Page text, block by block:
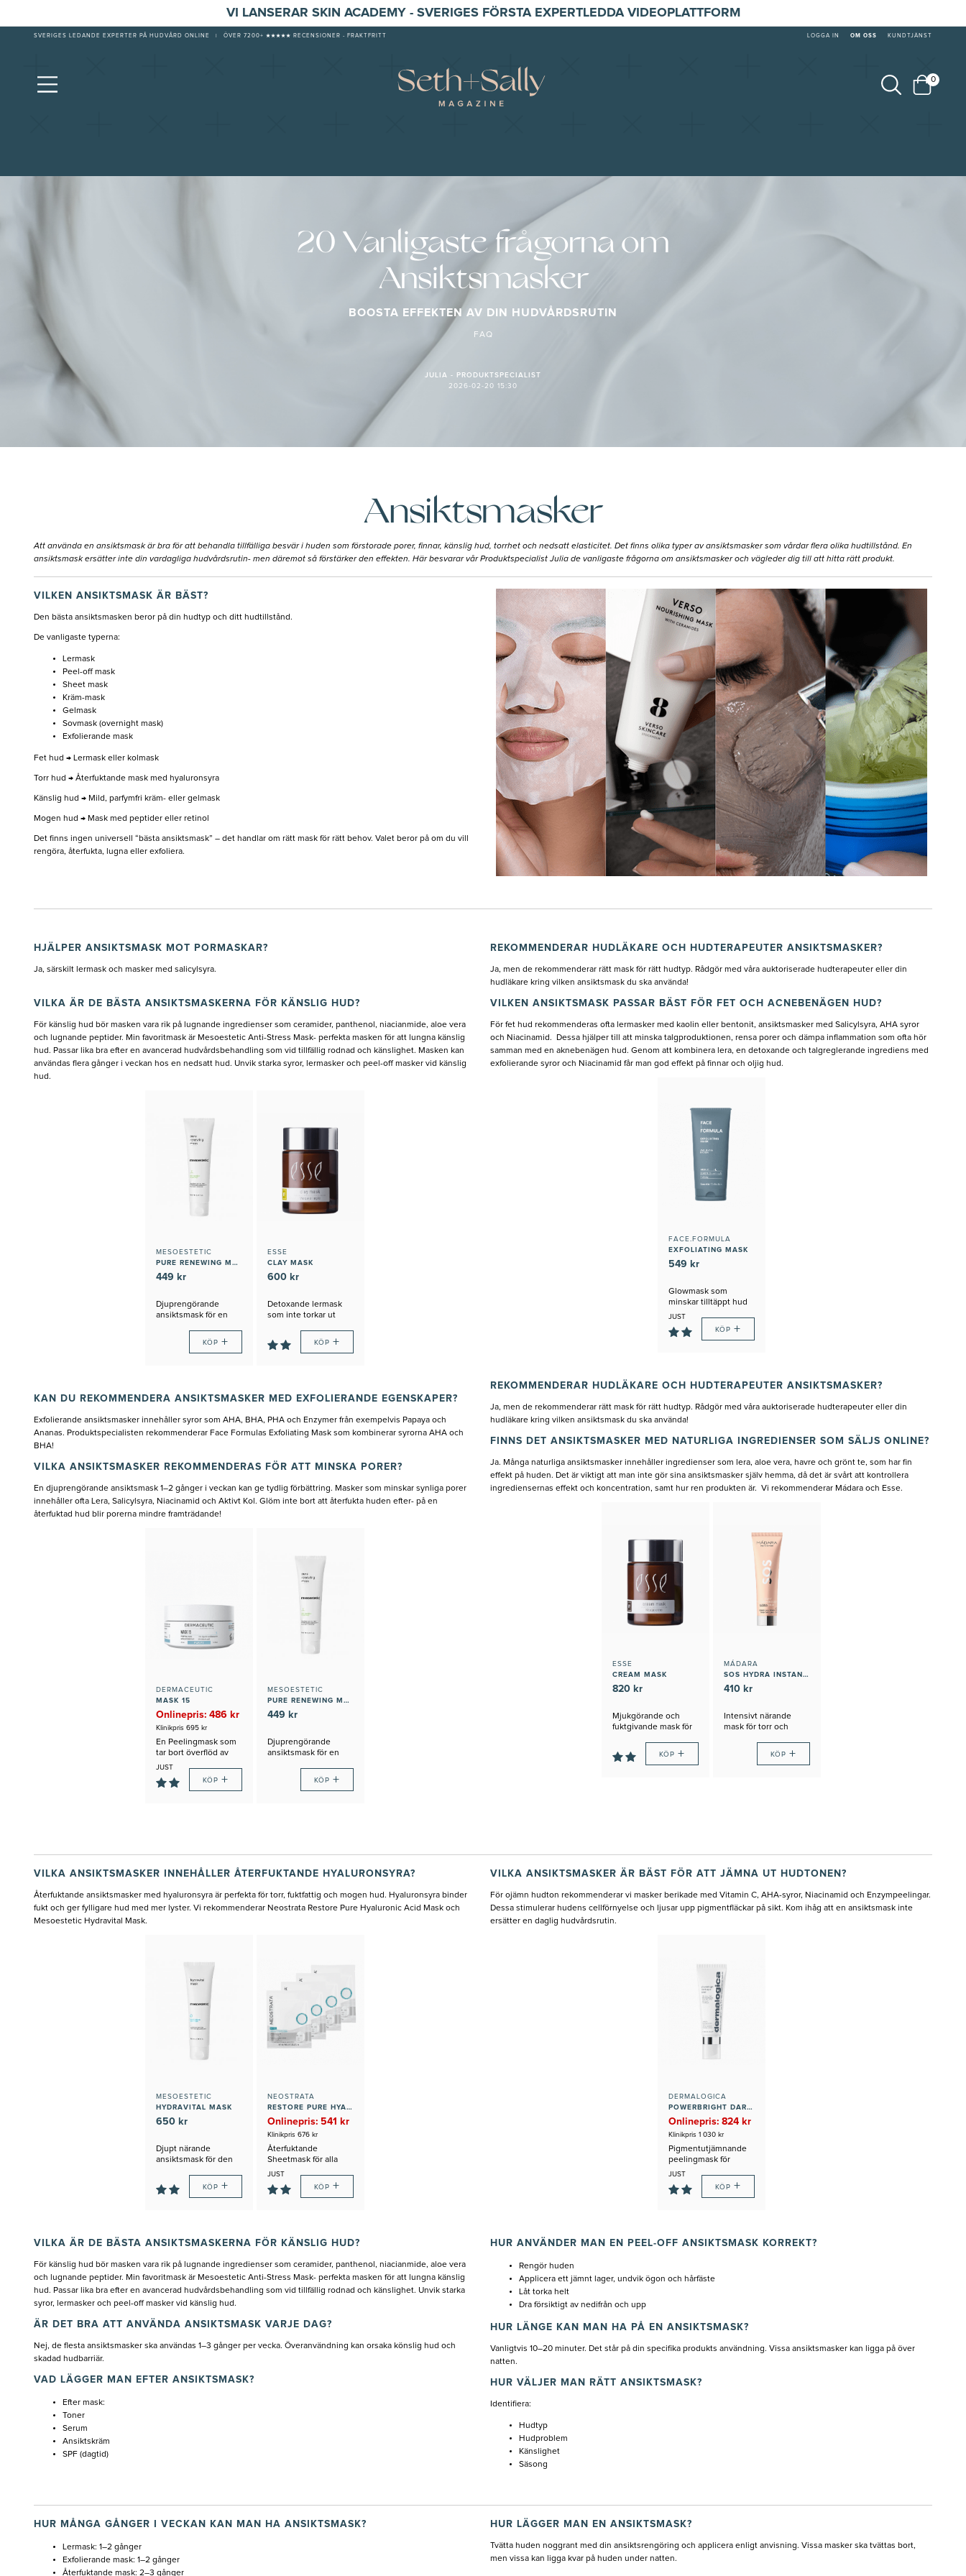
VI LANSERAR SKIN ACADEMY - SVERIGES FÖRSTA EXPERTLEDDA VIDEOPLATTFORM
SVERIGES LEDANDE EXPERTER PÅ HUDVÅRD ONLINE ÖVER 7200+ ★★★★★ RECENSIONER - FRAKTFRITT LOGGA IN OM OSS KUNDTJÄNST
0
20 Vanligaste frågorna om
Ansiktsmasker
BOOSTA EFFEKTEN AV DIN HUDVÅRDSRUTIN
FAQ
JULIA - PRODUKTSPECIALIST
2026-02-20 15:30
Ansiktsmasker
Att använda en ansiktsmask är bra för att behandla tillfälliga besvär i huden som förstorade porer, finnar, känslig hud, torrhet och nedsatt elasticitet. Det finns olika typer av ansiktsmasker som vårdar flera olika hudtillstånd. En
ansiktsmask ersätter inte din vardagliga hudvårdsrutin- men däremot så förstärker den effekten. Här besvarar vår Produktspecialist Julia de vanligaste frågorna om ansiktsmasker och vägleder dig till att hitta rätt produkt.
VILKEN ANSIKTSMASK ÄR BÄST?
Den bästa ansiktsmasken beror på din hudtyp och ditt hudtillstånd.
De vanligaste typerna:
Lermask
Peel-off mask
Sheet mask
Kräm-mask
Gelmask
Sovmask (overnight mask)
Exfolierande mask
Fet hud → Lermask eller kolmask
Torr hud → Återfuktande mask med hyaluronsyra
Känslig hud → Mild, parfymfri kräm- eller gelmask
Mogen hud → Mask med peptider eller retinol
Det finns ingen universell “bästa ansiktsmask” – det handlar om rätt mask för rätt behov. Valet beror på om du vill
rengöra, återfukta, lugna eller exfoliera.
HJÄLPER ANSIKTSMASK MOT PORMASKAR?
Ja, särskilt lermask och masker med salicylsyra.
VILKA ÄR DE BÄSTA ANSIKTSMASKERNA FÖR KÄNSLIG HUD?
För känslig hud bör masken vara rik på lugnande ingredienser som ceramider, panthenol, niacianmide, aloe vera
och lugnande peptider. Min favoritmask är Mesoestetic Anti-Stress Mask- perfekta masken för att lungna känslig
hud. Passar lika bra efter en avancerad hudvårdsbehandling som vid tillfällig rodnad och känslighet. Masken kan
användas flera gånger i veckan hos en nedsatt hud. Unvik starka syror, lermasker och peel-off masker vid känslig
hud.
MESOESTETIC
PURE RENEWING MASK
449 kr
Djuprengörande
ansiktsmask för en
KÖP +
ESSE
CLAY MASK
600 kr
Detoxande lermask
som inte torkar ut
KÖP +
KAN DU REKOMMENDERA ANSIKTSMASKER MED EXFOLIERANDE EGENSKAPER?
Exfolierande ansiktsmasker innehåller syror som AHA, BHA, PHA och Enzymer från exempelvis Papaya och
Ananas. Produktspecialisten rekommenderar Face Formulas Exfoliating Mask som kombinerar syrorna AHA och
BHA!
VILKA ANSIKTSMASKER REKOMMENDERAS FÖR ATT MINSKA PORER?
En djuprengörande ansiktsmask 1–2 gånger i veckan kan ge tydlig förbättring. Masker som minskar synliga porer
innehåller ofta Lera, Salicylsyra, Niacinamid och Aktivt Kol. Glöm inte bort att återfukta huden efter- på en
återfuktad hud blir porerna mindre framträdande!
DERMACEUTIC
MASK 15
Onlinepris: 486 kr
Klinikpris 695 kr
En Peelingmask som
tar bort överflöd av
talg och drar ihop
JUST
NU:
30%
KÖP +
MESOESTETIC
PURE RENEWING MASK
449 kr
Djuprengörande
ansiktsmask för en
KÖP +
REKOMMENDERAR HUDLÄKARE OCH HUDTERAPEUTER ANSIKTSMASKER?
Ja, men de rekommenderar rätt mask för rätt hudtyp. Rådgör med våra auktoriserade hudterapeuter eller din
hudläkare kring vilken ansiktsmask du ska använda!
VILKEN ANSIKTSMASK PASSAR BÄST FÖR FET OCH ACNEBENÄGEN HUD?
För fet hud rekommenderas ofta lermasker med kaolin eller bentonit, ansiktsmasker med Salicylsyra, AHA syror
och Niacinamid. Dessa hjälper till att minska talgproduktionen, rensa porer och dämpa inflammation som ofta hör
samman med en aknebenägen hud. Genom att kombinera lera, en detoxande och talgreglerande ingrediens med
exfolierande syror och Niacinamid får man god effekt på finnar och oljig hud.
FACE.FORMULA
EXFOLIATING MASK
549 kr
Glowmask som
minskar tilltäppt hud
JUST
NU:
GÅVA
KÖP +
REKOMMENDERAR HUDLÄKARE OCH HUDTERAPEUTER ANSIKTSMASKER?
Ja, men de rekommenderar rätt mask för rätt hudtyp. Rådgör med våra auktoriserade hudterapeuter eller din
hudläkare kring vilken ansiktsmask du ska använda!
FINNS DET ANSIKTSMASKER MED NATURLIGA INGREDIENSER SOM SÄLJS ONLINE?
Ja. Många naturliga ansiktsmasker innehåller ingredienser som lera, aloe vera, havre och grönt te, som har fin
effekt på huden. Det är viktigt att man inte gör sina ansiktsmasker själv hemma, då det är svårt att kontrollera
ingrediensernas effekt och koncentration, samt hur ren produkten är. Vi rekommenderar Mádara och Esse.
ESSE
CREAM MASK
820 kr
Mjukgörande och
fuktgivande mask för
KÖP +
MÁDARA
SOS HYDRA INSTANT MOISTURE + RADIANCE MASK
410 kr
Intensivt närande
mask för torr och
KÖP +
VILKA ANSIKTSMASKER INNEHÅLLER ÅTERFUKTANDE HYALURONSYRA?
Återfuktande ansiktsmasker med hyaluronsyra är perfekta för torr, fuktfattig och mogen hud. Hyaluronsyra binder
fukt och ger fylligare hud med mer lyster. Vi rekommenderar Neostrata Restore Pure Hyaluronic Acid Mask och
Mesoestetic Hydravital Mask.
MESOESTETIC
HYDRAVITAL MASK
650 kr
Djupt närande
ansiktsmask för den
KÖP +
NEOSTRATA
RESTORE PURE HYALURONIC ACID MASK 4-PACK
Onlinepris: 541 kr
Klinikpris 676 kr
Återfuktande
Sheetmask för alla
hudtyper
JUST
NU:
20%
KÖP +
VILKA ÄR DE BÄSTA ANSIKTSMASKERNA FÖR KÄNSLIG HUD?
För känslig hud bör masken vara rik på lugnande ingredienser som ceramider, panthenol, niacianmide, aloe vera
och lugnande peptider. Min favoritmask är Mesoestetic Anti-Stress Mask- perfekta masken för att lungna känslig
hud. Passar lika bra efter en avancerad hudvårdsbehandling som vid tillfällig rodnad och känslighet. Unvik starka
syror, lermasker och peel-off masker vid känslig hud.
ÄR DET BRA ATT ANVÄNDA ANSIKTSMASK VARJE DAG?
Nej, de flesta ansiktsmasker ska användas 1–3 gånger per vecka. Överanvändning kan orsaka könslig hud och
skadad hudbarriär.
VAD LÄGGER MAN EFTER ANSIKTSMASK?
Efter mask:
Toner
Serum
Ansiktskräm
SPF (dagtid)
VILKA ANSIKTSMASKER ÄR BÄST FÖR ATT JÄMNA UT HUDTONEN?
För ojämn hudton rekommenderar vi masker berikade med Vitamin C, AHA-syror, Niacinamid och Enzympeelingar.
Dessa stimulerar hudens cellförnyelse och ljusar upp pigmentfläckar på sikt. Kom ihåg att en ansiktsmask inte
ersätter en daglig hudvårdsrutin.
DERMALOGICA
POWERBRIGHT DARK SPOT PEEL
Onlinepris: 824 kr
Klinikpris 1 030 kr
Pigmentutjämnande
peelingmask för
hemmabruk
JUST
NU:
GÅVA
KÖP +
HUR ANVÄNDER MAN EN PEEL-OFF ANSIKTSMASK KORREKT?
Rengör huden
Applicera ett jämnt lager, undvik ögon och hårfäste
Låt torka helt
Dra försiktigt av nedifrån och upp
HUR LÄNGE KAN MAN HA PÅ EN ANSIKTSMASK?
Vanligtvis 10–20 minuter. Det står på din specifika produkts användning. Vissa ansiktsmasker kan ligga på över
natten.
HUR VÄLJER MAN RÄTT ANSIKTSMASK?
Identifiera:
Hudtyp
Hudproblem
Känslighet
Säsong
HUR MÅNGA GÅNGER I VECKAN KAN MAN HA ANSIKTSMASK?
Lermask: 1–2 gånger
Exfolierande mask: 1–2 gånger
Återfuktande mask: 2–3 gånger
HUR LÄGGER MAN EN ANSIKTSMASK?
Tvätta huden noggrant med din ansiktsrengöring och applicera enligt anvisning. Vissa masker ska tvättas bort,
men vissa kan ligga kvar på huden under natten.